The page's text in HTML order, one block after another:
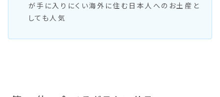
が手に入りにくい海外に住む日本人へのお土産と
しても人気